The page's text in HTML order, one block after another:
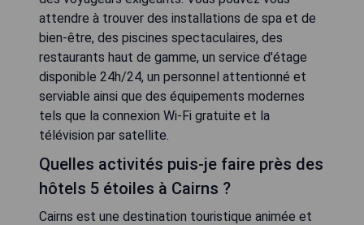
attendre à trouver des installations de spa et de
bien-être, des piscines spectaculaires, des
restaurants haut de gamme, un service d'étage
disponible 24h/24, un personnel attentionné et
serviable ainsi que des équipements modernes
tels que la connexion Wi-Fi gratuite et la
télévision par satellite.
Quelles activités puis-je faire près des
hôtels 5 étoiles à Cairns ?
Cairns est une destination touristique animée et